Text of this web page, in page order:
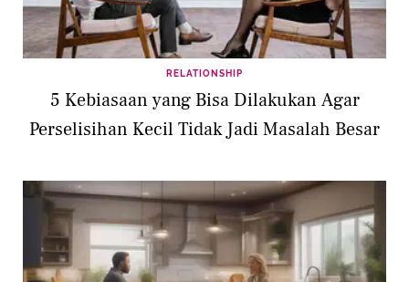
RELATIONSHIP
5 Kebiasaan yang Bisa Dilakukan Agar
Perselisihan Kecil Tidak Jadi Masalah Besar